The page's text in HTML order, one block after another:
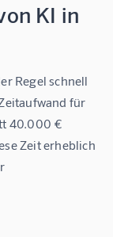
KI in
Regel schnell
für
40.000 €
Zeit erheblich